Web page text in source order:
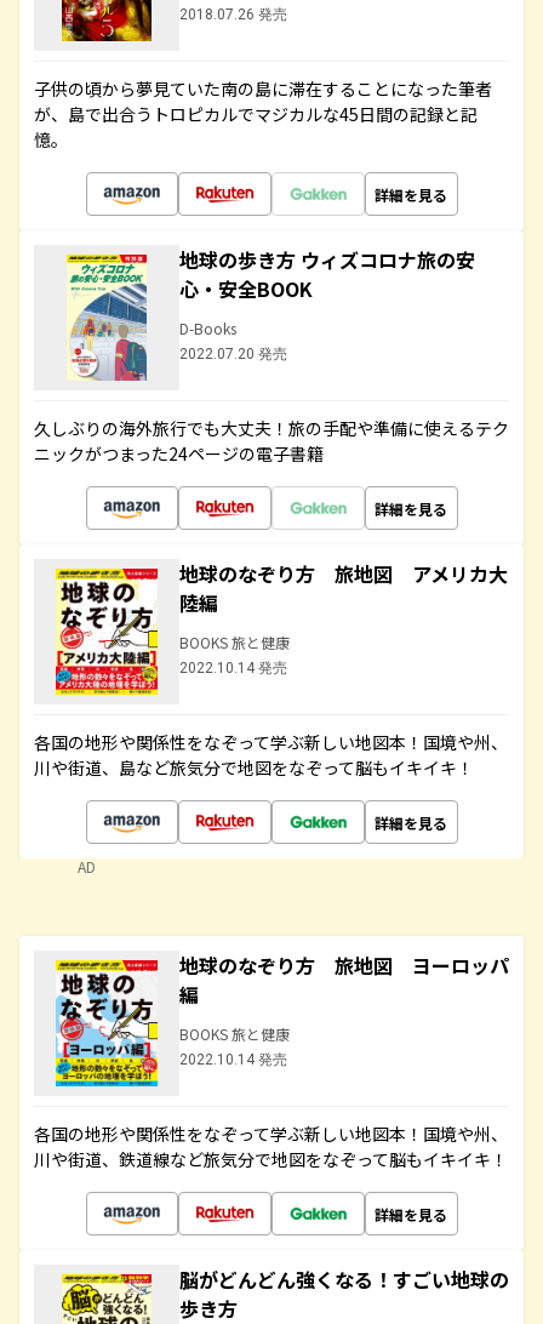
2018.07.26 発売
子供の頃から夢見ていた南の島に滞在することになった筆者
が、島で出合うトロピカルでマジカルな45日間の記録と記
憶。
詳細を見る
地球の歩き方 ウィズコロナ旅の安
心・安全BOOK
D-Books
2022.07.20 発売
久しぶりの海外旅行でも大丈夫！旅の手配や準備に使えるテク
ニックがつまった24ページの電子書籍
詳細を見る
地球のなぞり方 旅地図 アメリカ大
陸編
BOOKS 旅と健康
2022.10.14 発売
各国の地形や関係性をなぞって学ぶ新しい地図本！国境や州、
川や街道、島など旅気分で地図をなぞって脳もイキイキ！
詳細を見る
AD
地球のなぞり方 旅地図 ヨーロッパ
編
BOOKS 旅と健康
2022.10.14 発売
各国の地形や関係性をなぞって学ぶ新しい地図本！国境や州、
川や街道、鉄道線など旅気分で地図をなぞって脳もイキイキ！
詳細を見る
脳がどんどん強くなる！すごい地球の
歩き方